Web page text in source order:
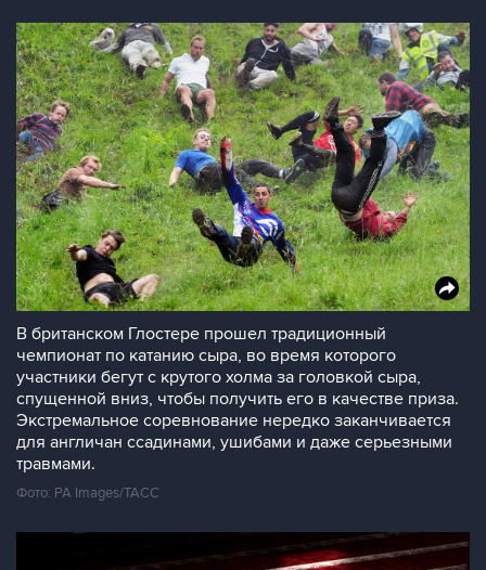
В британском Глостере прошел традиционный
чемпионат по катанию сыра, во время которого
участники бегут с крутого холма за головкой сыра,
спущенной вниз, чтобы получить его в качестве приза.
Экстремальное соревнование нередко заканчивается
для англичан ссадинами, ушибами и даже серьезными
травмами.
Фото: PA Images/ТАСС